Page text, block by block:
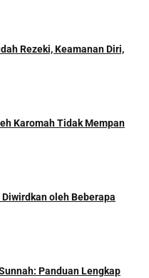
Rezeki, Keamanan Diri,
Karomah Tidak Mempan
oleh Beberapa
Panduan Lengkap